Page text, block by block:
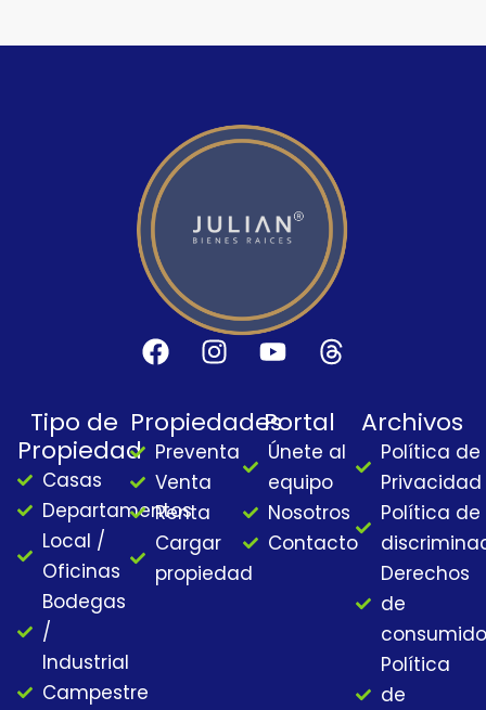
F
a
e
b
o
o
k
I
s
t
a
a
m
Y
u
t
u
b
e
T
h
r
e
a
d
s
Tipo de
Propiedad
Casas
Departamentos
Local /
Oficinas
Bodegas
/
Industrial
Campestre
Propiedades
Preventa
Venta
Renta
Cargar
propiedad
Portal
Únete al
equipo
Nosotros
Contacto
Archivos
Política de
Privacidad
Política de
Derechos
de
Política
de